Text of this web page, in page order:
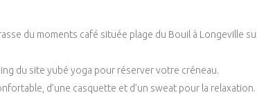
du moments café située plage du Bouil à Longeville
du site yubé yoga pour réserver votre créneau.
d’une casquette et d’un sweat pour la relaxation.